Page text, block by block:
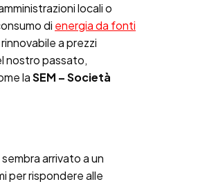
locali o
di energia da fonti
a prezzi
nostro passato,
laSEM – Società
arrivato a un
per rispondere alle